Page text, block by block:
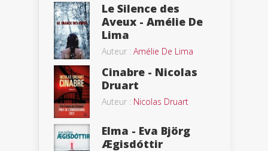
Le Silence des
Aveux - Amélie De
Lima
Auteur : Amélie De Lima
Cinabre - Nicolas
Druart
Auteur : Nicolas Druart
Elma - Eva Björg
Ægisdóttir